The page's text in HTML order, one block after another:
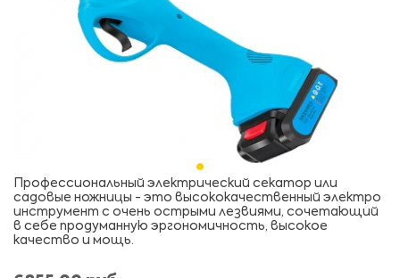
Профессиональный электрический секатор или
садовые ножницы - это высококачественный электро
инструмент с очень острыми лезвиями, сочетающий
в себе продуманную эргономичность, высокое
качество и мощь.